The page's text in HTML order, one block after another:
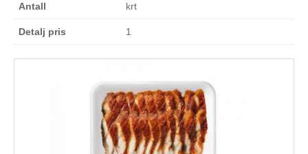
krt
1